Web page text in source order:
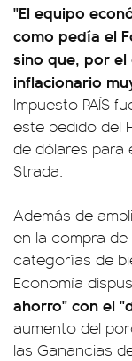
"El equipo
como pedía el
sino que, por
inflacionario
Impuesto PAÍS
este pedido del
de dólares para
Strada.
Además de
en la compra
categorías de
Economía
ahorro" con el
aumento del
las Ganancias